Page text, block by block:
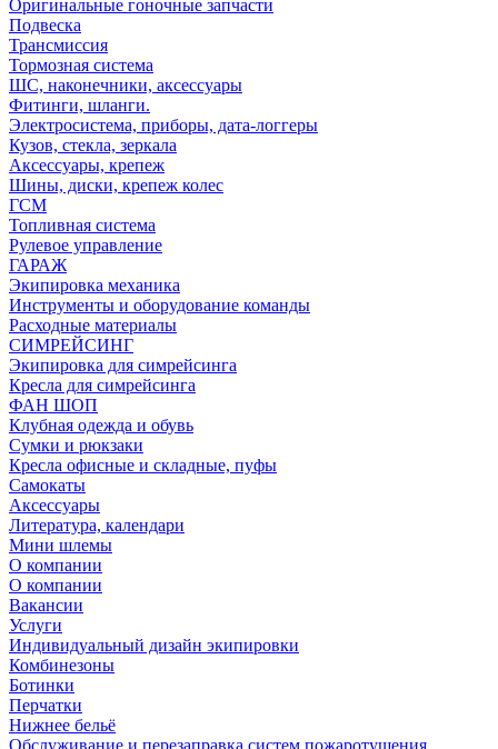
Оригинальные гоночные запчасти
Подвеска
Трансмиссия
Тормозная система
ШС, наконечники, аксессуары
Фитинги, шланги.
Электросистема, приборы, дата-логгеры
Кузов, стекла, зеркала
Аксессуары, крепеж
Шины, диски, крепеж колес
ГСМ
Топливная система
Рулевое управление
ГАРАЖ
Экипировка механика
Инструменты и оборудование команды
Расходные материалы
СИМРЕЙСИНГ
Экипировка для симрейсинга
Кресла для симрейсинга
ФАН ШОП
Клубная одежда и обувь
Сумки и рюкзаки
Кресла офисные и складные, пуфы
Самокаты
Аксессуары
Литература, календари
Мини шлемы
О компании
О компании
Вакансии
Услуги
Индивидуальный дизайн экипировки
Комбинезоны
Ботинки
Перчатки
Нижнее бельё
Обслуживание и перезаправка систем пожаротушения